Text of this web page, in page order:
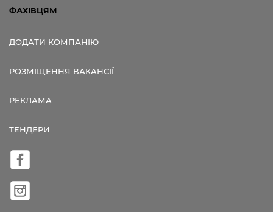
ФАХІВЦЯМ
ДОДАТИ КОМПАНІЮ
РОЗМІЩЕННЯ ВАКАНСІЇ
РЕКЛАМА
ТЕНДЕРИ